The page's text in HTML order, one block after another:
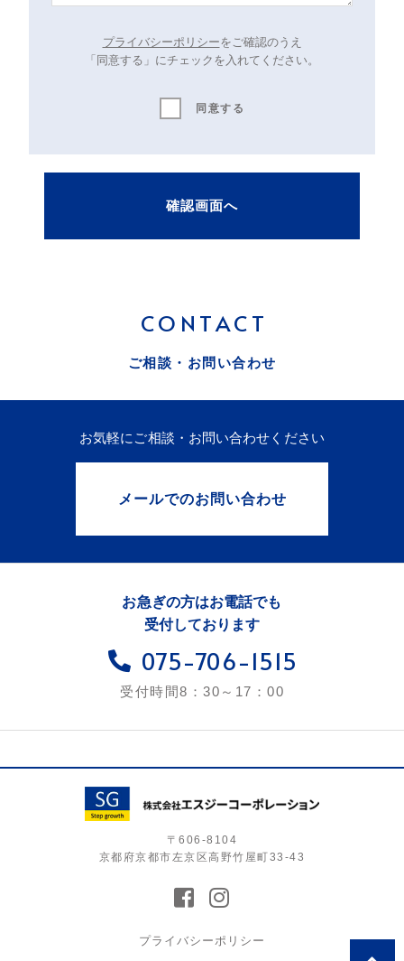
プライバシーポリシーをご確認のうえ
「同意する」にチェックを入れてください。
同意する
CONTACT
ご相談・お問い合わせ
お気軽にご相談・お問い合わせください
メールでのお問い合わせ
お急ぎの方はお電話でも
受付しております
075-706-1515
受付時間8：30～17：00
〒606-8104
京都府京都市左京区高野竹屋町33-43
プライバシーポリシー